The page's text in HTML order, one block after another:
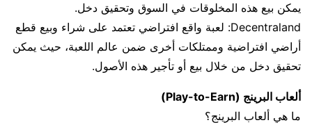
يمكن بيع هذه المخلوقات في السوق وتحقيق دخل.
Decentraland: لعبة واقع افتراضي تعتمد على شراء وبيع قطع
أراضي افتراضية وممتلكات أخرى ضمن عالم اللعبة، حيث يمكن
تحقيق دخل من خلال بيع أو تأجير هذه الأصول.
ألعاب البرينج (Play-to-Earn)
ما هي ألعاب البرينج؟